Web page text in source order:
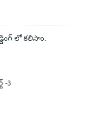
లో కలిసాం.
-3